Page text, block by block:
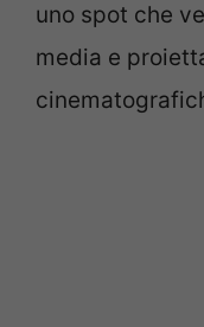
uno spot che
media e